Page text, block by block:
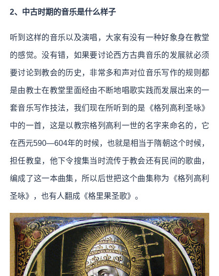
2、中古时期的音乐是什么样子
听到这样的音乐以及演唱，大家有没有一种好象身在教堂
的感觉。没有错，如果要讨论西方古典音乐的发展就必须
要讨论到教会的历史，非常多和声对位音乐写作的规则都
是由教士在教堂里面经由不断地唱歌实践而发展出来的一
套音乐写作技法，我们现在所听到的是《格列高利圣咏》
中的一首，这是以教宗格列高利一世的名字来命名的，它
在西元590—604年的时候，也就是相当于隋朝这个时候，
担任教皇，他下令搜集当时流传于教会还有民间的歌曲，
编成了这一本曲集，所以后世把这个曲集称为《格列高利
圣咏》，也有人翻成《格里果圣歌》。